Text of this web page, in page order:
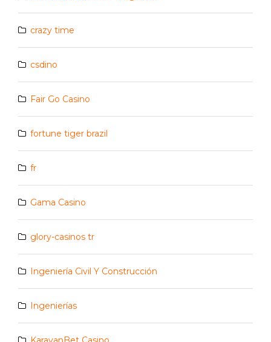
crazy time
csdino
Fair Go Casino
fortune tiger brazil
fr
Gama Casino
glory-casinos tr
Ingeniería Civil Y Construcción
Ingenierías